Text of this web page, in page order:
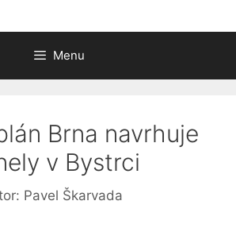
Menu
Brna navrhuje
v Bystrci
Pavel Škarvada